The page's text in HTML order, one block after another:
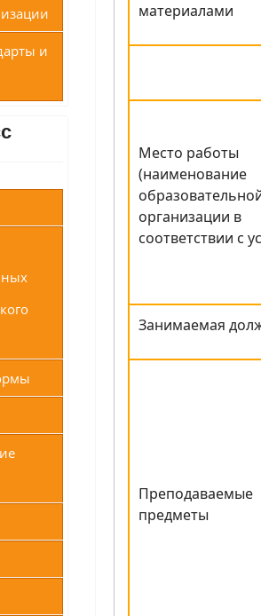
и
материалами
Место работы
(наименование
организации в
соответствии с
Занимаемая
Преподаваемые
предметы